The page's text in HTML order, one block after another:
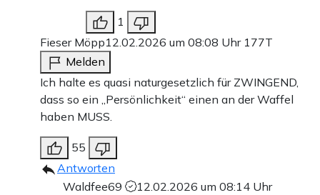
1
Fieser Möpp12.02.2026 um 08:08 Uhr 177T
Melden
Ich halte es quasi naturgesetzlich für ZWINGEND,
dass so ein „Persönlichkeit“ einen an der Waffel
haben MUSS.
55
Antworten
Waldfee69
12.02.2026 um 08:14 Uhr